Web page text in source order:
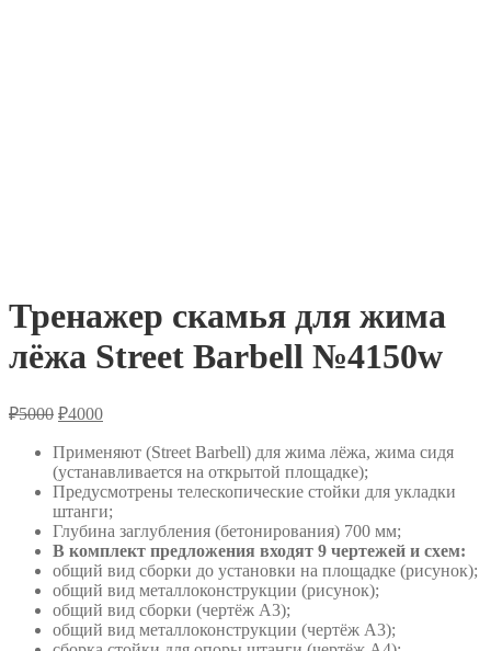
Тренажер скамья для жима
лёжа Street Barbell №4150w
₽5000 Первоначальная
составляла
₽5000.
₽4000Текущая
₽4000.
Применяют (Street Barbell) для жима лёжа, жима сидя
(устанавливается на открытой площадке);
Предусмотрены телескопические стойки для укладки
штанги;
Глубина заглубления (бетонирования) 700 мм;
В комплект предложения входят 9 чертежей и схем:
общий вид сборки до установки на площадке (рисунок);
общий вид металлоконструкции (рисунок);
общий вид сборки (чертёж А3);
общий вид металлоконструкции (чертёж А3);